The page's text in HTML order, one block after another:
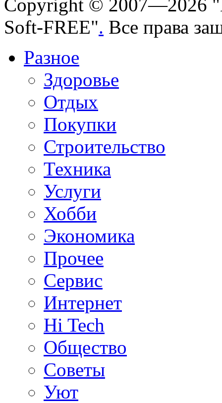
Copyright © 2007—2026
Soft-FREE". Все права
Разное
Здоровье
Отдых
Покупки
Строительство
Техника
Услуги
Хобби
Экономика
Прочее
Сервис
Интернет
Hi Tech
Общество
Советы
Уют